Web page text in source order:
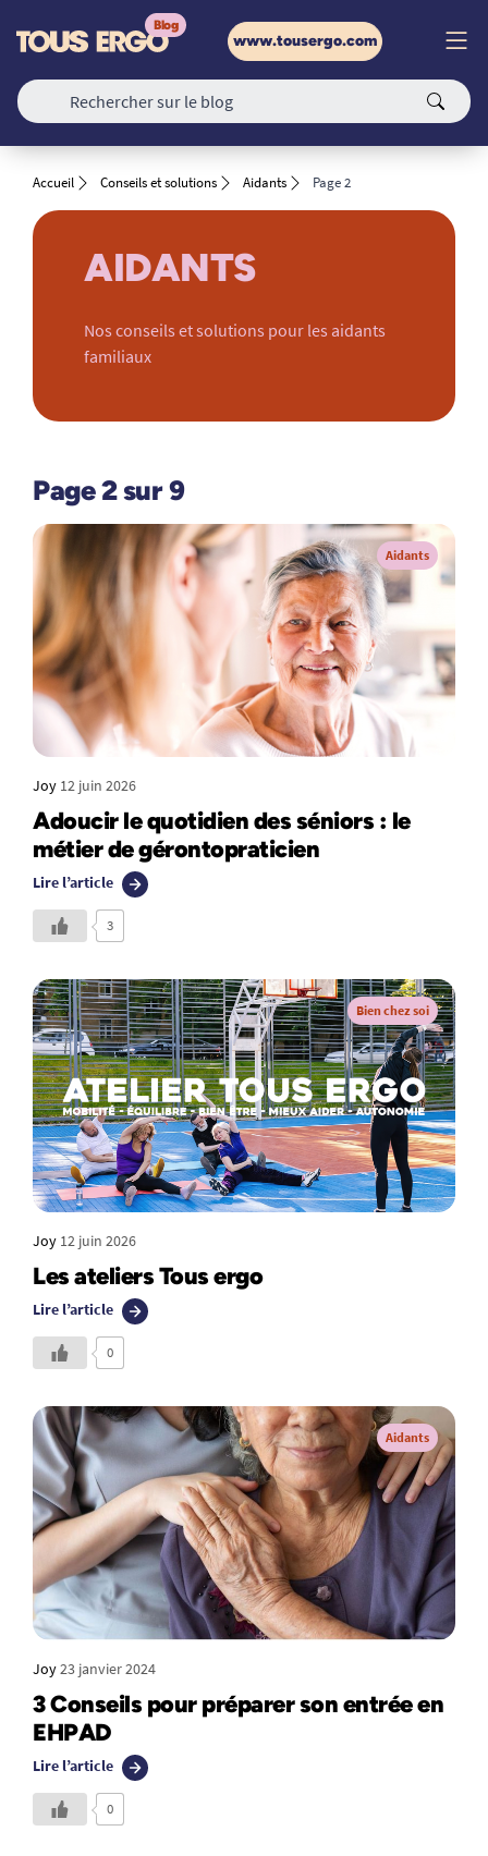
www.tousergo.com
Accueil Conseils et solutions Aidants Page 2
AIDANTS
Nos conseils et solutions pour les aidants
familiaux
Page 2 sur 9
Aidants
Joy 12 juin 2026
Adoucir le quotidien des séniors : le
métier de gérontopraticien
Lire l’article
3
Bien chez soi
Joy 12 juin 2026
Les ateliers Tous ergo
Lire l’article
0
Aidants
Joy23 janvier 2024
3 Conseils pour préparer son entrée en
EHPAD
Lire l’article
0